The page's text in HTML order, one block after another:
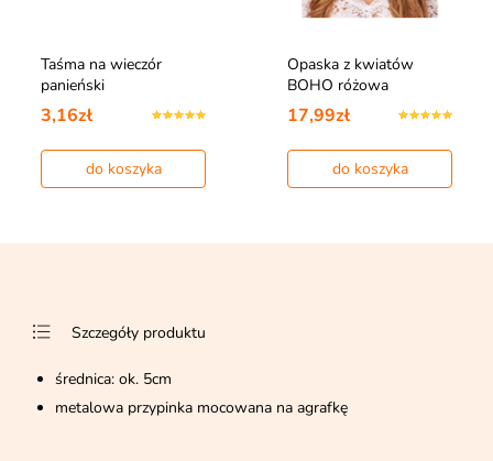
Taśma na wieczór
panieński
3,16zł
do koszyka
Opaska z kwiatów
BOHO różowa
17,99zł
do koszyka
Szczegóły produktu
średnica: ok. 5cm
metalowa przypinka mocowana na agrafkę